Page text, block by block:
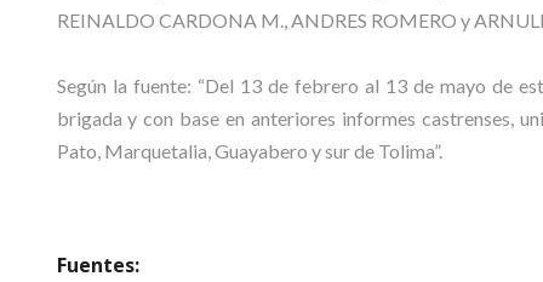
REINALDO CARDONA M., ANDRES ROMERO y
Según la fuente: “Del 13 de febrero al 13 de mayo de
brigada y con base en anteriores informes castrenses,
Pato, Marquetalia, Guayabero y sur de Tolima”.
Fuentes: